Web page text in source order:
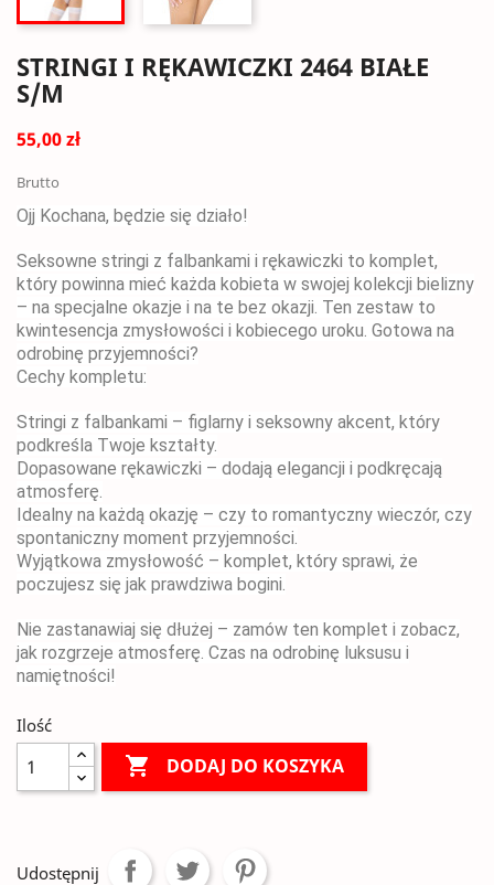
STRINGI I RĘKAWICZKI 2464 BIAŁE
S/M
55,00 zł
Brutto
Ojj Kochana, będzie się działo!
Seksowne stringi z falbankami i rękawiczki to komplet,
który powinna mieć każda kobieta w swojej kolekcji bielizny
– na specjalne okazje i na te bez okazji. Ten zestaw to
kwintesencja zmysłowości i kobiecego uroku. Gotowa na
odrobinę przyjemności?
Cechy kompletu:
Stringi z falbankami – figlarny i seksowny akcent, który
podkreśla Twoje kształty.
Dopasowane rękawiczki – dodają elegancji i podkręcają
atmosferę.
Idealny na każdą okazję – czy to romantyczny wieczór, czy
spontaniczny moment przyjemności.
Wyjątkowa zmysłowość – komplet, który sprawi, że
poczujesz się jak prawdziwa bogini.
Nie zastanawiaj się dłużej – zamów ten komplet i zobacz,
jak rozgrzeje atmosferę. Czas na odrobinę luksusu i
namiętności!
Ilość
 DODAJ DO KOSZYKA
Udostępnij